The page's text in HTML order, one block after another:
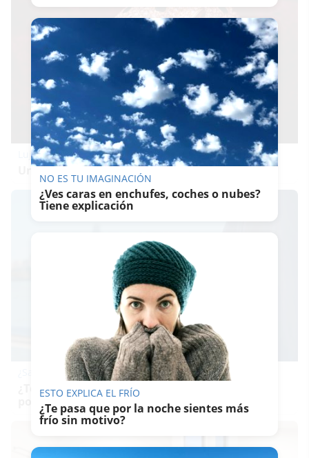
Lujo con carácter
Una joya para mujeres que no piden permiso
¿Sabes qué baja tu ánimo?
¿Te notas más irritable últimamente? Puede ser
por este hábito
NO ES TU IMAGINACIÓN
¿Ves caras en enchufes, coches o nubes?
Tiene explicación
ESTO EXPLICA EL FRÍO
¿Te pasa que por la noche sientes más
frío sin motivo?